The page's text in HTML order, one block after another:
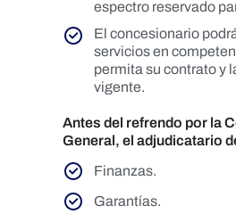
espectro reservado
El concesionario
servicios en
permita su contrato y
vigente.
Antes del refrendo por la
General, el adjudicatario
Finanzas.
Garantías.